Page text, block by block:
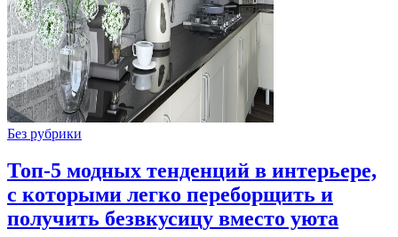
Без рубрики
Топ-5 модных тенденций в интерьере,
с которыми легко переборщить и
получить безвкусицу вместо уюта